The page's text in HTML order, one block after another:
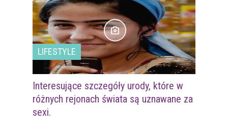
LIFESTYLE
Interesujące szczegóły urody, które w
różnych rejonach świata są uznawane za
sexi.